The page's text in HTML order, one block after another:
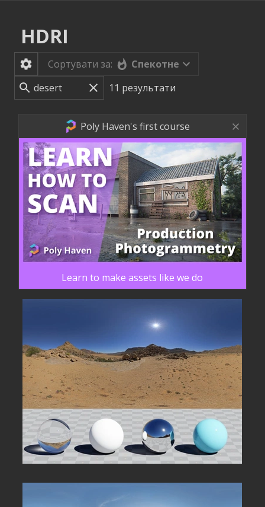
HDRI
Сортувати за:
Спекотне
11 результати
Poly Haven's first course
Learn to make assets like we do